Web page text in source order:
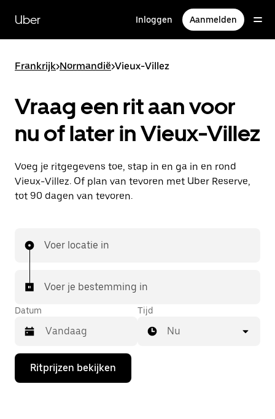
naar
hoofdinhoud
Uber Inloggen Aanmelden
Frankrijk>Normandië>Vieux-Villez
Vraag een rit aan voor
nu of later in Vieux-Villez
Voeg je ritgegevens toe, stap in en ga in en rond
Vieux-Villez. Of plan van tevoren met Uber Reserve,
tot 90 dagen van tevoren.
Voer locatie in
Voer je bestemming in
Datum
Druk
de
Tijd
Nu
Ritprijzen bekijken